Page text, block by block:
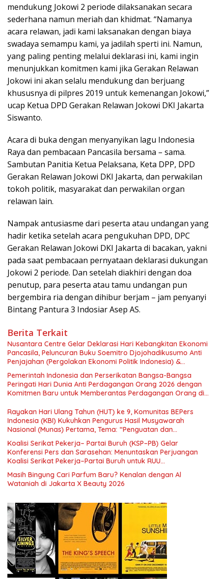
mendukung Jokowi 2 periode dilaksanakan secara
sederhana namun meriah dan khidmat. “Namanya
acara relawan, jadi kami laksanakan dengan biaya
swadaya semampu kami, ya jadilah sperti ini. Namun,
yang paling penting melalui deklarasi ini, kami ingin
menunjukkan komitmen kami jika Gerakan Relawan
Jokowi ini akan selalu mendukung dan berjuang
khususnya di pilpres 2019 untuk kemenangan Jokowi,”
ucap Ketua DPD Gerakan Relawan Jokowi DKI Jakarta
Siswanto.
Acara di buka dengan menyanyikan lagu Indonesia
Raya dan pembacaan Pancasila bersama – sama.
Sambutan Panitia Ketua Pelaksana, Keta DPP, DPD
Gerakan Relawan Jokowi DKI Jakarta, dan perwakilan
tokoh politik, masyarakat dan perwakilan organ
relawan lain.
Nampak antusiasme dari peserta atau undangan yang
hadir ketika setelah acara pengukuhan DPD, DPC
Gerakan Relawan Jokowi DKI Jakarta di bacakan, yakni
pada saat pembacaan pernyataan deklarasi dukungan
Jokowi 2 periode. Dan setelah diakhiri dengan doa
penutup, para peserta atau tamu undangan pun
bergembira ria dengan dihibur berjam – jam penyanyi
Bintang Pantura 3 Indosiar Asep AS.
Berita Terkait
Nusantara Centre Gelar Deklarasi Hari Kebangkitan Ekonomi
Pancasila, Peluncuran Buku Soemitro Djojohadikusumo Anti
Penjajahan (Pergolakan Ekonomi Politik Indonesia) &
Simposium Nasional “Urgensi Undang-Undang Perekonomian
Nasional dan Kesejahteraan Sosial dalam Menata Bangsa
Menuju Indonesia Emas 2045”,
Pemerintah Indonesia dan Perserikatan Bangsa-Bangsa
Peringati Hari Dunia Anti Perdagangan Orang 2026 dengan
Komitmen Baru untuk Memberantas Perdagangan Orang di
Rayakan Hari Ulang Tahun (HUT) ke 9, Komunitas BEPers
Indonesia (KBI) Kukuhkan Pengurus Hasil Musyawarah
Nasional (Munas) Pertama, Tema: “Penguatan dan
Pengembangan Organisasi KBI yang Berbasis Riset di seluruh
Indonesia dan Mancanegara”.
Koalisi Serikat Pekerja– Partai Buruh (KSP–PB) Gelar
Konferensi Pers dan Sarasehan: Menuntaskan Perjuangan
Koalisi Serikat Pekerja–Partai Buruh untuk RUU
Ketenagakerjaan Baru.
Masih Bingung Cari Parfum Baru? Kenalan dengan Al
Wataniah di Jakarta X Beauty 2026